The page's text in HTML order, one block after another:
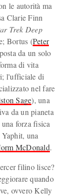
le autorità ma
Clarie Finn
Trek Deep
Bortus (Peter
da un solo
di vita
l'ufficiale di
nel fare
Sage), una
da un pianeta
forza fisica
una
McDonald.
filino lisce?
quando
ovvero Kelly